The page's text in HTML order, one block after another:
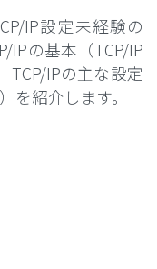
IP設定未経験の
IPの基本（TCP/IP
TCP/IPの主な設定
を紹介します。